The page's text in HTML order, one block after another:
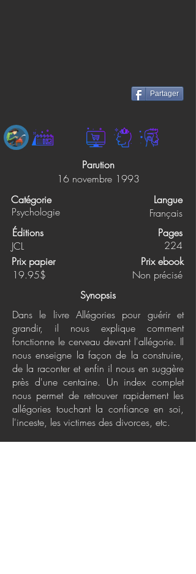
Partager
Parution
16 novembre 1993
Catégorie
Psychologie
Langue
Français
Éditions
JCL
Pages
224
Prix papier
Prix ebook
19.95$
Non précisé
Synopsis
Dans le livre Allégories pour guérir et
grandir, il nous explique comment
fonctionne le cerveau devant l'allégorie. Il
nous enseigne la façon de la construire,
de la raconter et enfin il nous en suggère
près d'une centaine. Un index complet
nous permet de retrouver rapidement les
allégories touchant la confiance en soi,
l'inceste, les victimes des divorces, etc.